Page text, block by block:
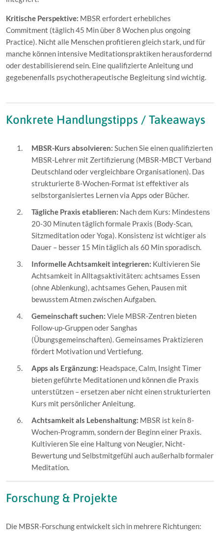
Kritische Perspektive: MBSR erfordert erhebliches
Commitment (täglich 45 Min über 8 Wochen plus ongoing
Practice). Nicht alle Menschen profitieren gleich stark, und für
manche können intensive Meditationspraktiken herausfordernd
oder destabilisierend sein. Eine qualifizierte Anleitung und
gegebenenfalls psychotherapeutische Begleitung sind wichtig.
Konkrete Handlungstipps / Takeaways
MBSR-Kurs absolvieren: Suchen Sie einen qualifizierten
MBSR-Lehrer mit Zertifizierung (MBSR-MBCT Verband
Deutschland oder vergleichbare Organisationen). Das
strukturierte 8-Wochen-Format ist effektiver als
selbstorganisiertes Lernen via Apps oder Bücher.
Tägliche Praxis etablieren: Nach dem Kurs: Mindestens
20-30 Minuten täglich formale Praxis (Body-Scan,
Sitzmeditation oder Yoga). Konsistenz ist wichtiger als
Dauer – besser 15 Min täglich als 60 Min sporadisch.
Informelle Achtsamkeit integrieren: Kultivieren Sie
Achtsamkeit in Alltagsaktivitäten: achtsames Essen
(ohne Ablenkung), achtsames Gehen, Pausen mit
bewusstem Atmen zwischen Aufgaben.
Gemeinschaft suchen: Viele MBSR-Zentren bieten
Follow-up-Gruppen oder Sanghas
(Übungsgemeinschaften). Gemeinsames Praktizieren
fördert Motivation und Vertiefung.
Apps als Ergänzung: Headspace, Calm, Insight Timer
bieten geführte Meditationen und können die Praxis
unterstützen – ersetzen aber nicht einen strukturierten
Kurs mit persönlicher Anleitung.
Achtsamkeit als Lebenshaltung: MBSR ist kein 8-
Wochen-Programm, sondern der Beginn einer Praxis.
Kultivieren Sie eine Haltung von Neugier, Nicht-
Bewertung und Selbstmitgefühl auch außerhalb formaler
Meditation.
Forschung & Projekte
Die MBSR-Forschung entwickelt sich in mehrere Richtungen: